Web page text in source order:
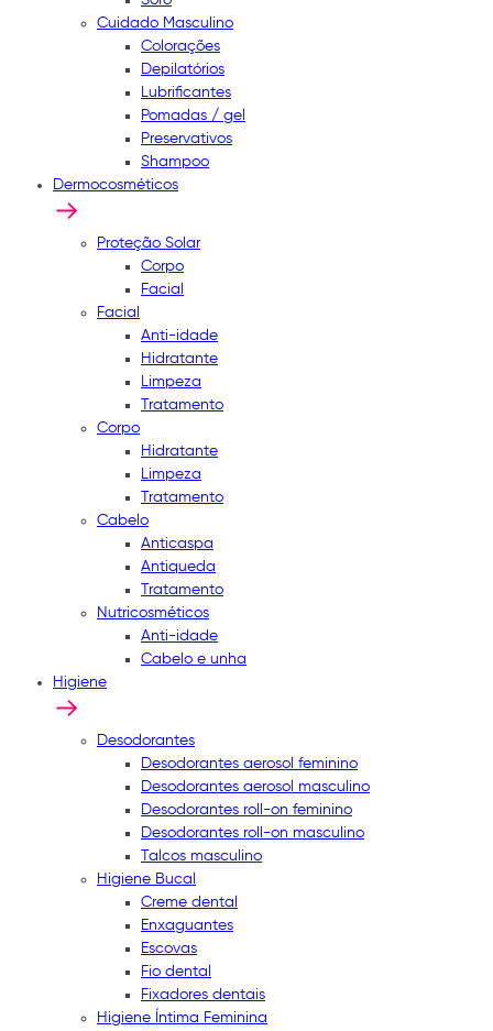
Cuidado Masculino
Colorações
Depilatórios
Lubrificantes
Pomadas / gel
Preservativos
Shampoo
Dermocosméticos
Proteção Solar
Corpo
Facial
Facial
Anti-idade
Hidratante
Limpeza
Tratamento
Corpo
Hidratante
Limpeza
Tratamento
Cabelo
Anticaspa
Antiqueda
Tratamento
Nutricosméticos
Anti-idade
Cabelo e unha
Higiene
Desodorantes
Desodorantes aerosol feminino
Desodorantes aerosol masculino
Desodorantes roll-on feminino
Desodorantes roll-on masculino
Talcos masculino
Higiene Bucal
Creme dental
Enxaguantes
Escovas
Fio dental
Fixadores dentais
Higiene Íntima Feminina